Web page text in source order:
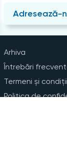
Adresează-
Arhiva
Întrebări
Termeni și
Politica de